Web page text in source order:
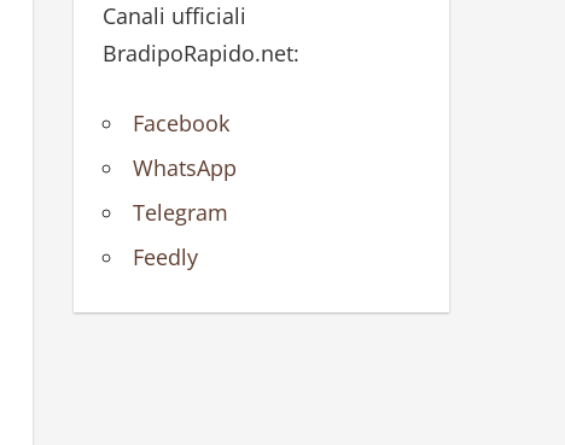
Canali ufficiali
BradipoRapido.net:
Facebook
WhatsApp
Telegram
Feedly